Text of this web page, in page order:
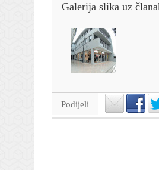
Galerija slika uz
Podijeli